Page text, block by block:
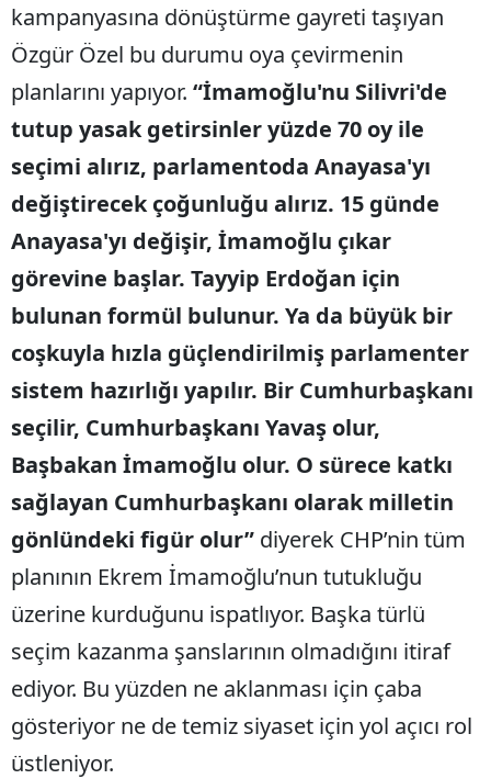
kampanyasına dönüştürme gayreti taşıyan
Özgür Özel bu durumu oya çevirmenin
planlarını yapıyor. “İmamoğlu'nu Silivri'de
tutup yasak getirsinler yüzde 70 oy ile
seçimi alırız, parlamentoda Anayasa'yı
değiştirecek çoğunluğu alırız. 15 günde
Anayasa'yı değişir, İmamoğlu çıkar
görevine başlar. Tayyip Erdoğan için
bulunan formül bulunur. Ya da büyük bir
coşkuyla hızla güçlendirilmiş parlamenter
sistem hazırlığı yapılır. Bir Cumhurbaşkanı
seçilir, Cumhurbaşkanı Yavaş olur,
Başbakan İmamoğlu olur. O sürece katkı
sağlayan Cumhurbaşkanı olarak milletin
gönlündeki figür olur” diyerek CHP’nin tüm
planının Ekrem İmamoğlu’nun tutukluğu
üzerine kurduğunu ispatlıyor. Başka türlü
seçim kazanma şanslarının olmadığını itiraf
ediyor. Bu yüzden ne aklanması için çaba
gösteriyor ne de temiz siyaset için yol açıcı rol
üstleniyor.